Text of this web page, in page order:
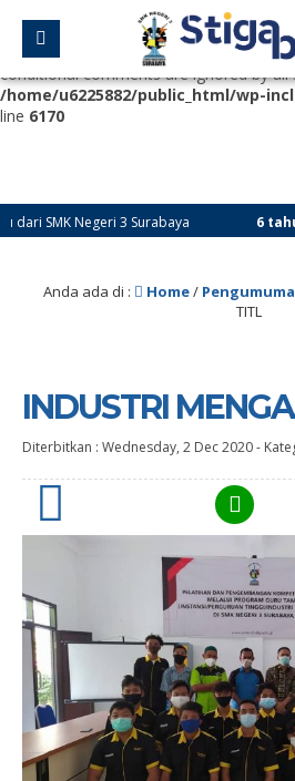
Deprecated
: Function
with an argument that is
deprecated
conditional comments are ignored by all
/home/u6225882/public_html/wp-
line 6170
Negeri 3 Surabaya 6 tahun yang
Anda ada di : Home/
TITL
INDUSTRI
Diterbitkan : Wednesday, 2 Dec 2020-